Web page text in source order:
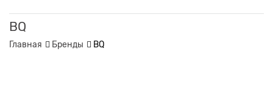
BQ
Главная Бренды BQ